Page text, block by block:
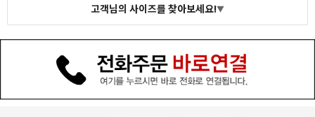
고객님의 사이즈를 찾아보세요!▼